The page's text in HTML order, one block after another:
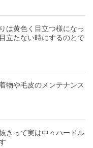
は黄色く目立つ様になっ
立たない時にするのとで
物や毛皮のメンテナンス
きって実は中々ハードル